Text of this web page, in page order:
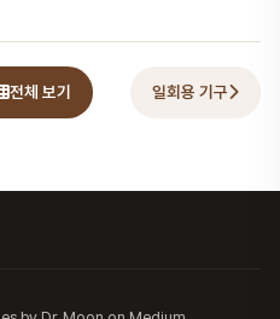
전체 보기 일회용 기구